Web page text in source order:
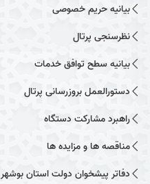
بیانیه حریم خصوصی
نظرسنجی پرتال
بیانیه سطح توافق خدمات
دستورالعمل بروزرسانی پرتال
راهبرد مشارکت دستگاه
مناقصه ها و مزایده ها
دفاتر پیشخوان دولت استان بوشهر